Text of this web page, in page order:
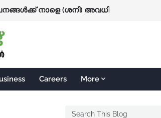
നാളെ (ശനി) അവധി
എ.ഐ. വാട്സ്ആപ്പ് ടിക്കറ്റിംഗ് ഇന്ന് മുതല്‍
Careers More